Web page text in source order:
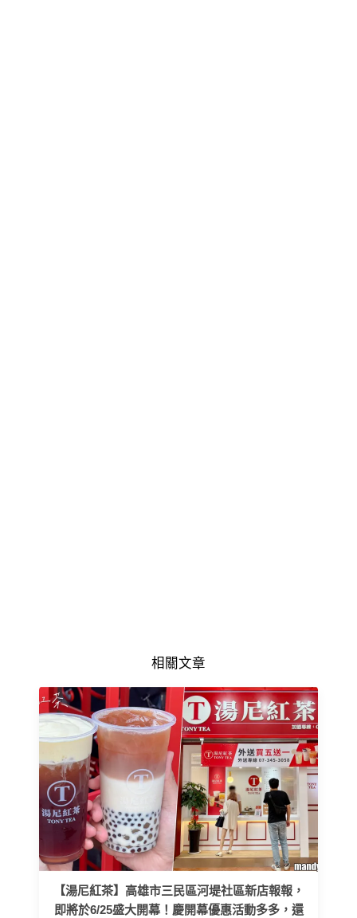
相關文章
【湯尼紅茶】高雄市三民區河堤社區新店報報，
即將於6/25盛大開幕！慶開幕優惠活動多多，還